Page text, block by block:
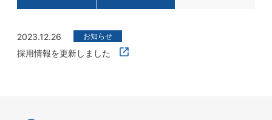
2023.12.26 お知らせ
採用情報を更新しました